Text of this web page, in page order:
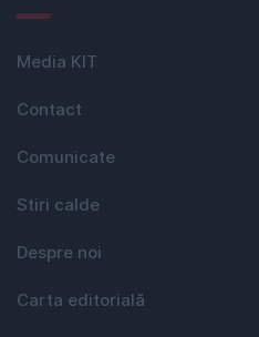
Media KIT
Contact
Comunicate
Stiri calde
Despre noi
Carta editorială